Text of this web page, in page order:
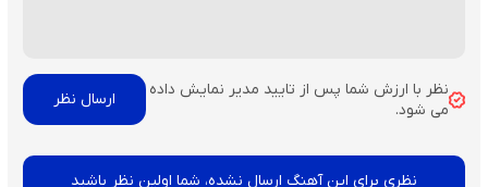
نظر با ارزش شما پس از تایید مدیر نمایش داده
می شود.
نظری برای این آهنگ ارسال نشده، شما اولین نظر باشید